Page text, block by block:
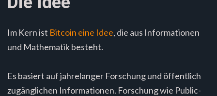
Im Kern ist Bitcoin eine Idee, die aus Informationen
und Mathematik besteht.
Es basiert auf jahrelanger Forschung und öffentlich
zugänglichen Informationen. Forschung wie Public-